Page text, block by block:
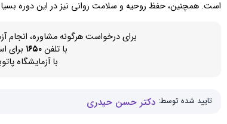
است. همچنین، حفظ روحیه و سلامت روانی نیز در این دوره بسیار
برای درخواست هرگونه مشاوره، انجام
با تلفن۱۶۵۰ برای استان
با آزمایشگاه
تایید شده توسط: دکتر حسن حیدری